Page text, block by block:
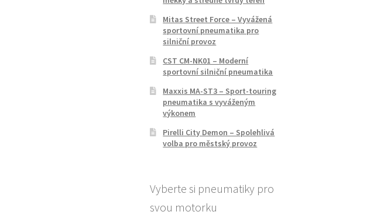
Mitas Street Force – Vyvážená
sportovní pneumatika pro
silniční provoz
CST CM-NK01 – Moderní
sportovní silniční pneumatika
Maxxis MA-ST3 – Sport-touring
pneumatika s vyváženým
výkonem
Pirelli City Demon – Spolehlivá
volba pro městský provoz
Vyberte si pneumatiky pro
svou motorku